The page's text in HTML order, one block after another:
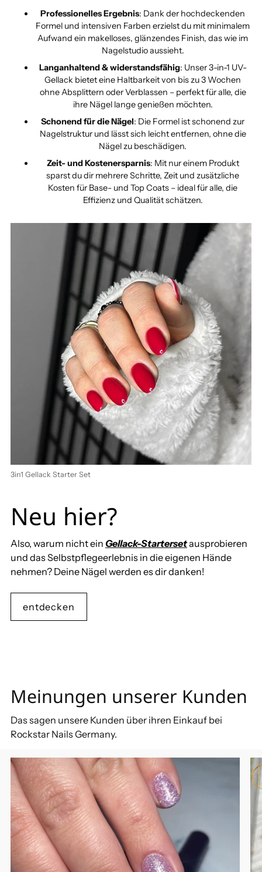
Professionelles Ergebnis: Dank der hochdeckenden
Formel und intensiven Farben erzielst du mit minimalem
Aufwand ein makelloses, glänzendes Finish, das wie im
Nagelstudio aussieht.
Langanhaltend & widerstandsfähig: Unser 3-in-1 UV-
Gellack bietet eine Haltbarkeit von bis zu 3 Wochen
ohne Absplittern oder Verblassen – perfekt für alle, die
ihre Nägel lange genießen möchten.
Schonend für die Nägel: Die Formel ist schonend zur
Nagelstruktur und lässt sich leicht entfernen, ohne die
Nägel zu beschädigen.
Zeit- und Kostenersparnis: Mit nur einem Produkt
sparst du dir mehrere Schritte, Zeit und zusätzliche
Kosten für Base- und Top Coats – ideal für alle, die
Effizienz und Qualität schätzen.
3in1 Gellack Starter Set
Neu hier?
Also, warum nicht ein Gellack-Startersetausprobieren
und das Selbstpflegeerlebnis in die eigenen Hände
nehmen? Deine Nägel werden es dir danken!
entdecken
Meinungen unserer Kunden
Das sagen unsere Kunden über ihren Einkauf bei
Rockstar Nails Germany.